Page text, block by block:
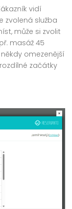
vidí
zvolená služba
může si zvolit
masáž 45
omezenější
začátky